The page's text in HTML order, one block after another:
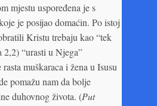
mjestu uspoređena je s
je posijao domaćin. Po istoj
Kristu trebaju kao “tek
2,2) “urasti u Njega”
muškaraca i žena u Isusu
pomažu nam da bolje
duhovnog života. (Put